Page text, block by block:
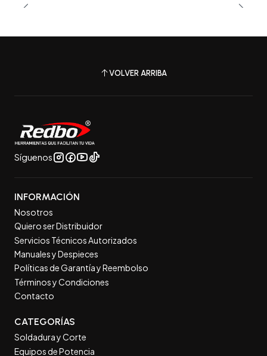
VOLVER ARRIBA
Síguenos
INFORMACIÓN
Nosotros
Quiero ser Distribuidor
Servicios Técnicos Autorizados
Manuales y Despieces
Políticas de Garantía y Reembolso
Términos y Condiciones
Contacto
CATEGORÍAS
Soldadura y Corte
Equipos de Potencia